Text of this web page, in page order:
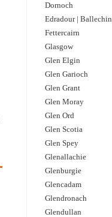
Dornoch
Edradour | Ballechin
Fettercairn
Glasgow
Glen Elgin
Glen Garioch
Glen Grant
Glen Moray
Glen Ord
Glen Scotia
Glen Spey
Glenallachie
Glenburgie
Glencadam
Glendronach
Glendullan